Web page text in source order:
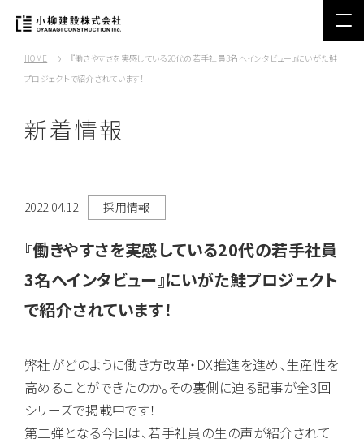
HOME
『働きやすさを実感している20代の若手社員3名へインタビュー』にいがた鮭
プロジェクトで紹介されています！
新着情報
2022.04.12 採用情報
『働きやすさを実感している20代の若手社員
3名へインタビュー』にいがた鮭プロジェクト
で紹介されています！
弊社がどのように働き方改革・DX推進を進め、生産性を
高めることができたのか。その裏側に迫る記事が全3回
シリーズで掲載中です！
第二弾となる今回は、若手社員の生の声が紹介されて